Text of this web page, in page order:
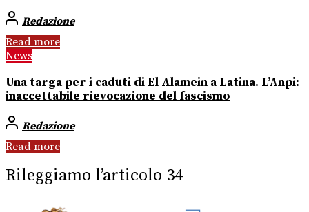
Redazione
Read more
News
Una targa per i caduti di El Alamein a Latina. L’Anpi:
inaccettabile rievocazione del fascismo
Redazione
Read more
Rileggiamo l’articolo 34